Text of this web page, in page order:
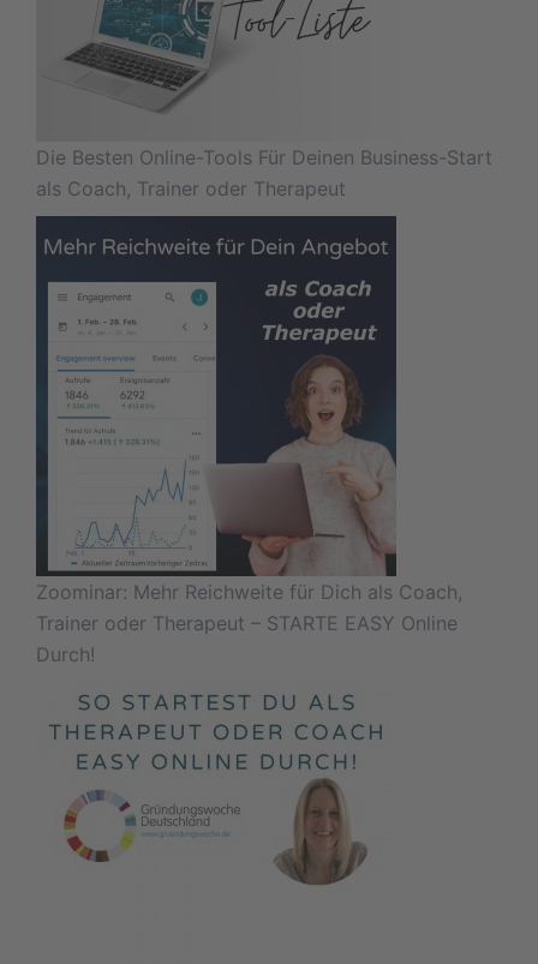
Die Besten Online-Tools Für Deinen Business-Start
als Coach, Trainer oder Therapeut
Zoominar: Mehr Reichweite für Dich als Coach,
Trainer oder Therapeut – STARTE EASY Online
Durch!